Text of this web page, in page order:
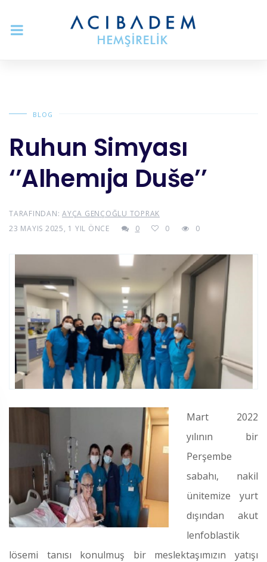
BLOG
Ruhun Simyası
‘’Alhemıja Duše’’
TARAFINDAN: AYÇA GENÇOĞLU TOPRAK
23 MAYIS 2025, 1 YIL ÖNCE
0 0 0
Mart 2022
yılının bir
Perşembe
sabahı, nakil
ünitemize yurt
dışından akut
lenfoblastik
lösemi tanısı konulmuş bir meslektaşımızın yatışı